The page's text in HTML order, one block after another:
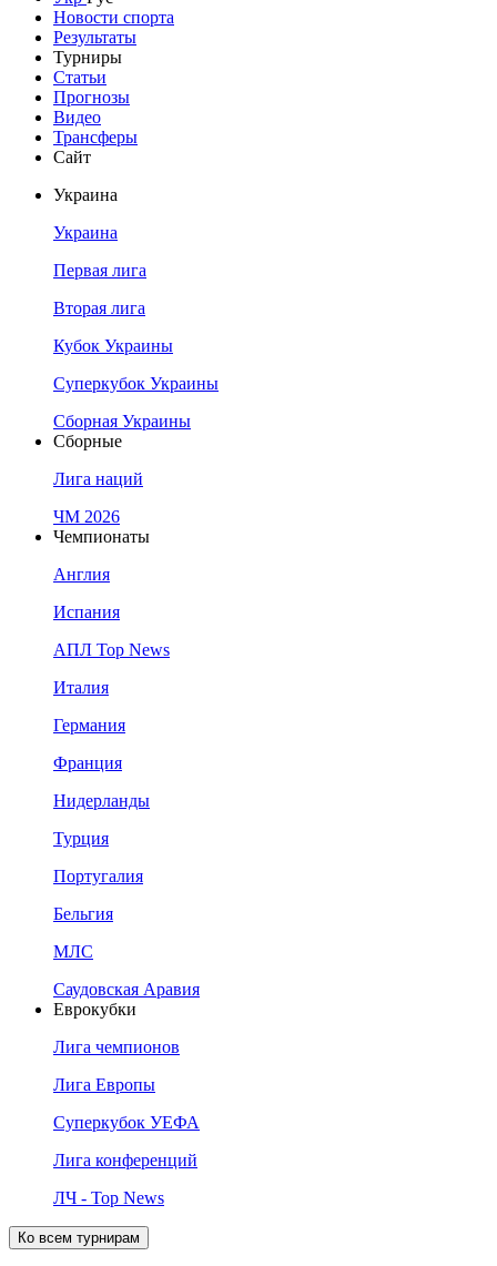
Новости спорта
Результаты
Турниры
Статьи
Прогнозы
Видео
Трансферы
Сайт
Украина
Украина
Первая лига
Вторая лига
Кубок Украины
Суперкубок Украины
Сборная Украины
Сборные
Лига наций
ЧМ 2026
Чемпионаты
Англия
Испания
АПЛ Top News
Италия
Германия
Франция
Нидерланды
Турция
Португалия
Бельгия
МЛС
Саудовская Аравия
Еврокубки
Лига чемпионов
Лига Европы
Суперкубок УЕФА
Лига конференций
ЛЧ - Top News
Ко всем турнирам